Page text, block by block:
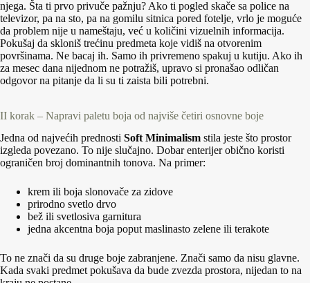
njega. Šta ti prvo privuče pažnju? Ako ti pogled skače sa police na
televizor, pa na sto, pa na gomilu sitnica pored fotelje, vrlo je moguće
da problem nije u nameštaju, već u količini vizuelnih informacija.
Pokušaj da skloniš trećinu predmeta koje vidiš na otvorenim
površinama. Ne bacaj ih. Samo ih privremeno spakuj u kutiju. Ako ih
za mesec dana nijednom ne potražiš, upravo si pronašao odličan
odgovor na pitanje da li su ti zaista bili potrebni.
II korak – Napravi paletu boja od najviše četiri osnovne boje
Jedna od najvećih prednosti Soft Minimalism stila jeste što prostor
izgleda povezano. To nije slučajno. Dobar enterijer obično koristi
ograničen broj dominantnih tonova. Na primer:
krem ili boja slonovače za zidove
prirodno svetlo drvo
bež ili svetlosiva garnitura
jedna akcentna boja poput maslinasto zelene ili terakote
To ne znači da su druge boje zabranjene. Znači samo da nisu glavne.
Kada svaki predmet pokušava da bude zvezda prostora, nijedan to na